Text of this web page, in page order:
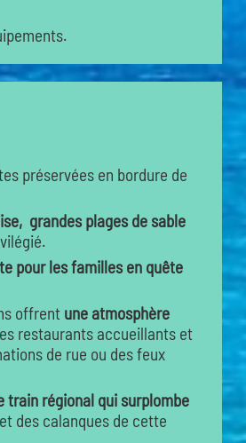
préservées en bordure de
grandes plages de sable
pour les familles en quête
offrent une atmosphère
restaurants accueillants et
de rue ou des feux
train régional qui surplombe
des calanques de cette